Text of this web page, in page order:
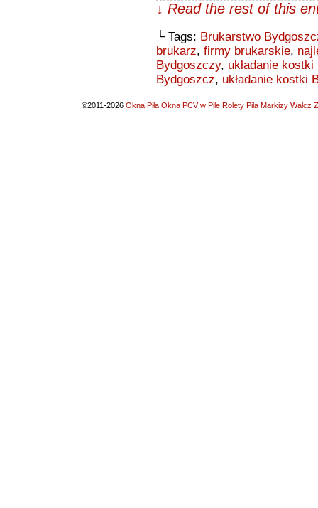
↓ Read the rest of this
└ Tags: Brukarstwo
brukarz, firmy brukarskie,
Bydgoszczy, układanie
Bydgoszcz, układanie kostki
©2011-2026 Okna Piła Okna PCV w Pile Rolety Piła Markizy Wałcz